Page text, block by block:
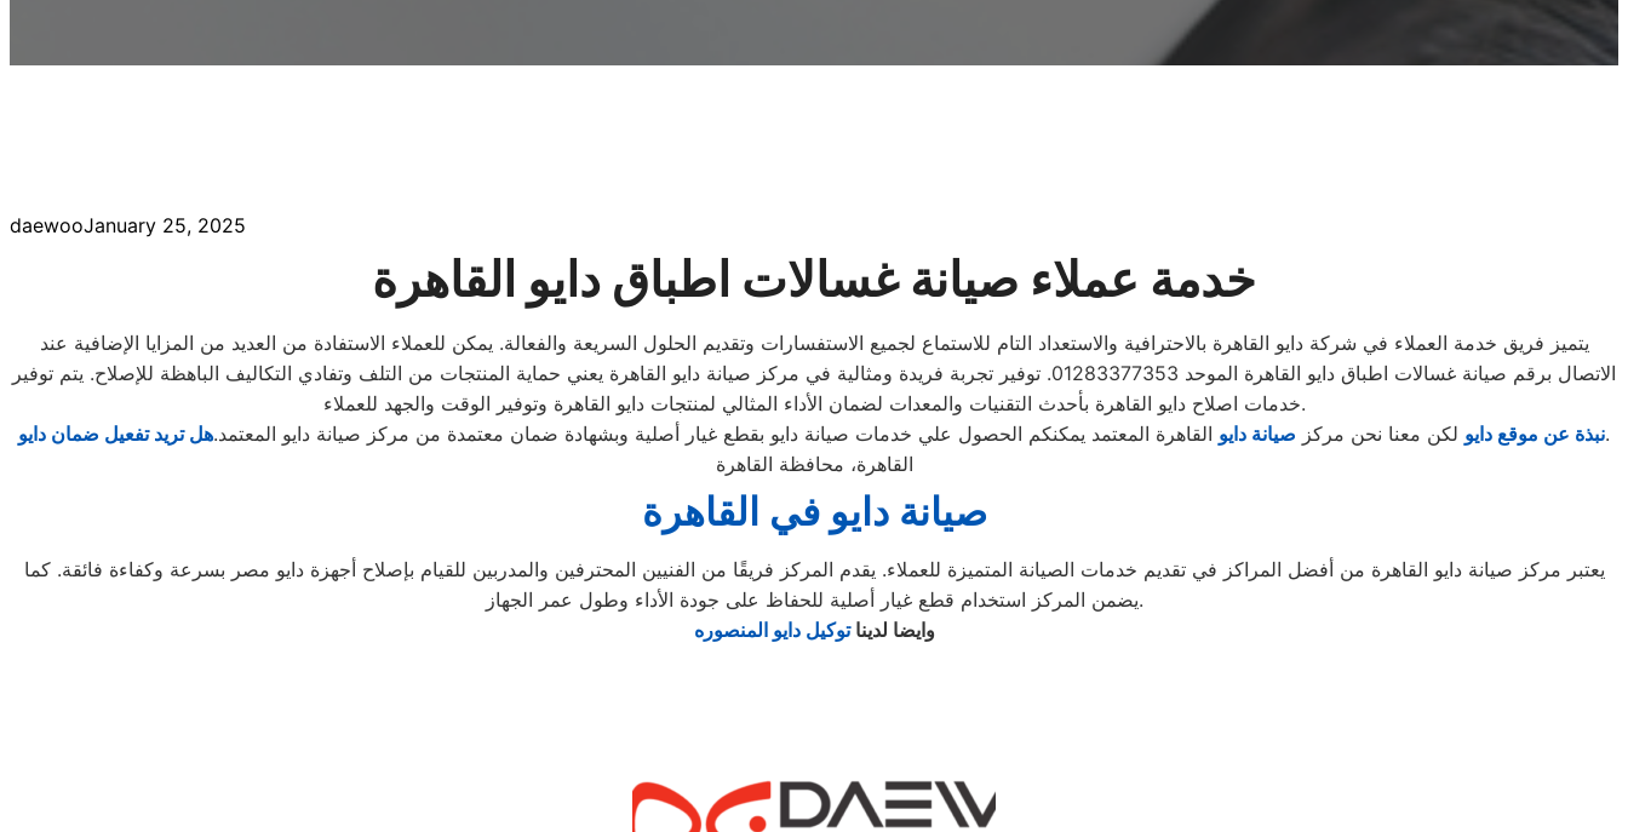
daewooJanuary 25, 2025
خدمة عملاء صيانة غسالات اطباق دايو القاهرة
يتميز فريق خدمة العملاء في شركة دايو القاهرة بالاحترافية والاستعداد التام للاستماع لجميع الاستفسارات وتقديم الحلول السريعة والفعالة. يمكن للعملاء الاستفادة من العديد من المزايا الإضافية عند
الاتصال برقم صيانة غسالات اطباق دايو القاهرة الموحد 01283377353. توفير تجربة فريدة ومثالية في مركز صيانة دايو القاهرة يعني حماية المنتجات من التلف وتفادي التكاليف الباهظة للإصلاح. يتم توفير
خدمات اصلاح دايو القاهرة بأحدث التقنيات والمعدات لضمان الأداء المثالي لمنتجات دايو القاهرة وتوفير الوقت والجهد للعملاء.
نبذة عن موقع دايو لكن معنا نحن مركز صيانة دايو القاهرة المعتمد يمكنكم الحصول علي خدمات صيانة دايو بقطع غيار أصلية وبشهادة ضمان معتمدة من مركز صيانة دايو المعتمد.هل تريد تفعيل ضمان دايو
.
القاهرة، محافظة القاهرة
صيانة دايو في القاهرة
يعتبر مركز صيانة دايو القاهرة من أفضل المراكز في تقديم خدمات الصيانة المتميزة للعملاء. يقدم المركز فريقًا من الفنيين المحترفين والمدربين للقيام بإصلاح أجهزة دايو مصر بسرعة وكفاءة فائقة. كما
يضمن المركز استخدام قطع غيار أصلية للحفاظ على جودة الأداء وطول عمر الجهاز.
وايضا لديناتوكيل دايو المنصوره